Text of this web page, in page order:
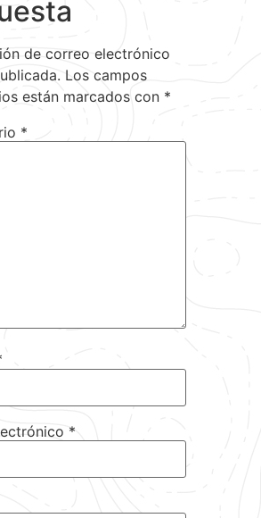
de correo electrónico
Los campos
están marcados con *
*
*